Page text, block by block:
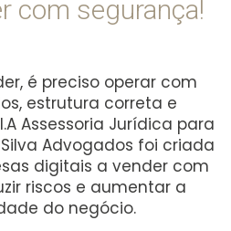
com segurança!
é preciso operar com
estrutura correta e
A Assessoria Jurídica para
Advogados foi criada
digitais a vender com
riscos e aumentar a
do negócio.